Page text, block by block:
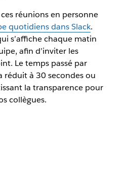
réunions en personne
quotidiens dans Slack.
s’affiche chaque matin
afin d’inviter les
Le temps passé par
réduit à 30 secondes ou
la transparence pour
collègues.